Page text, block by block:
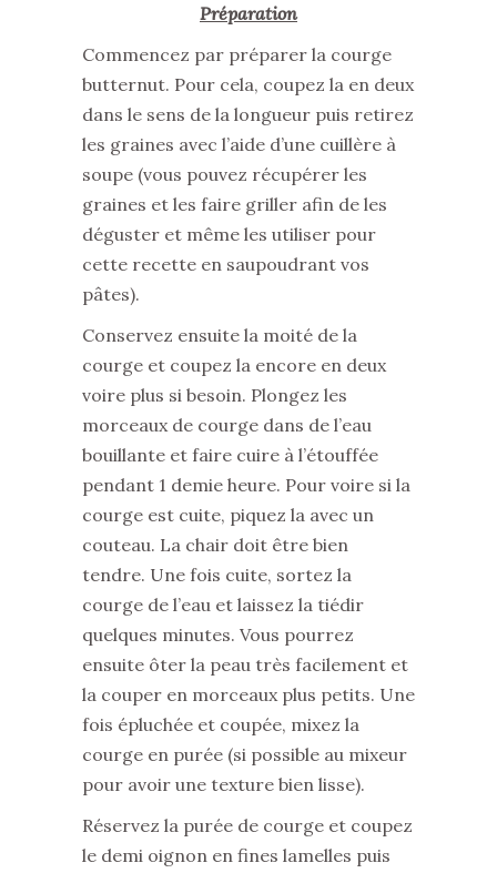
Préparation
Commencez par préparer la courge
butternut. Pour cela, coupez la en deux
dans le sens de la longueur puis retirez
les graines avec l’aide d’une cuillère à
soupe (vous pouvez récupérer les
graines et les faire griller afin de les
déguster et même les utiliser pour
cette recette en saupoudrant vos
pâtes).
Conservez ensuite la moité de la
courge et coupez la encore en deux
voire plus si besoin. Plongez les
morceaux de courge dans de l’eau
bouillante et faire cuire à l’étouffée
pendant 1 demie heure. Pour voire si la
courge est cuite, piquez la avec un
couteau. La chair doit être bien
tendre. Une fois cuite, sortez la
courge de l’eau et laissez la tiédir
quelques minutes. Vous pourrez
ensuite ôter la peau très facilement et
la couper en morceaux plus petits. Une
fois épluchée et coupée, mixez la
courge en purée (si possible au mixeur
pour avoir une texture bien lisse).
Réservez la purée de courge et coupez
le demi oignon en fines lamelles puis